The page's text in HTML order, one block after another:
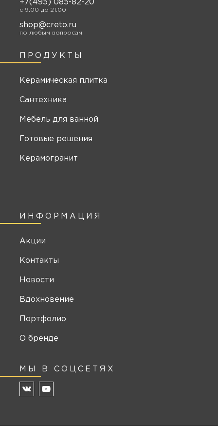
ИНФОРМАЦИЯ
Акции
Контакты
Новости
Вдохновение
Портфолио
О бренде
МЫ В СОЦСЕТЯХ
ПРОДУКТЫ
Керамическая плитка
Сантехника
Мебель для ванной
Готовые решения
Керамогранит
+7(495) 085-82-20
c 9:00 до 21:00
shop@creto.ru
по любым вопросам